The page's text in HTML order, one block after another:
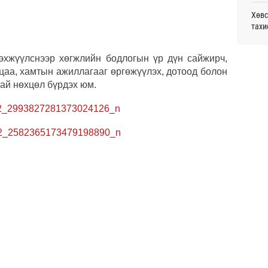
хөгжлийн бодлогын үр дүн сайжирч,
хамтын ажиллагааг өргөжүүлэх, дотоод болон
нөхцөл бүрдэх юм.